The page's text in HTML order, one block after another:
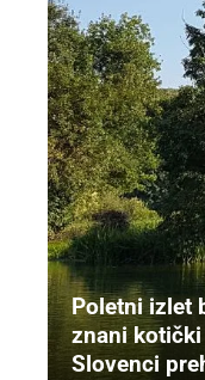
Poletni izlet
znani
Slovenci